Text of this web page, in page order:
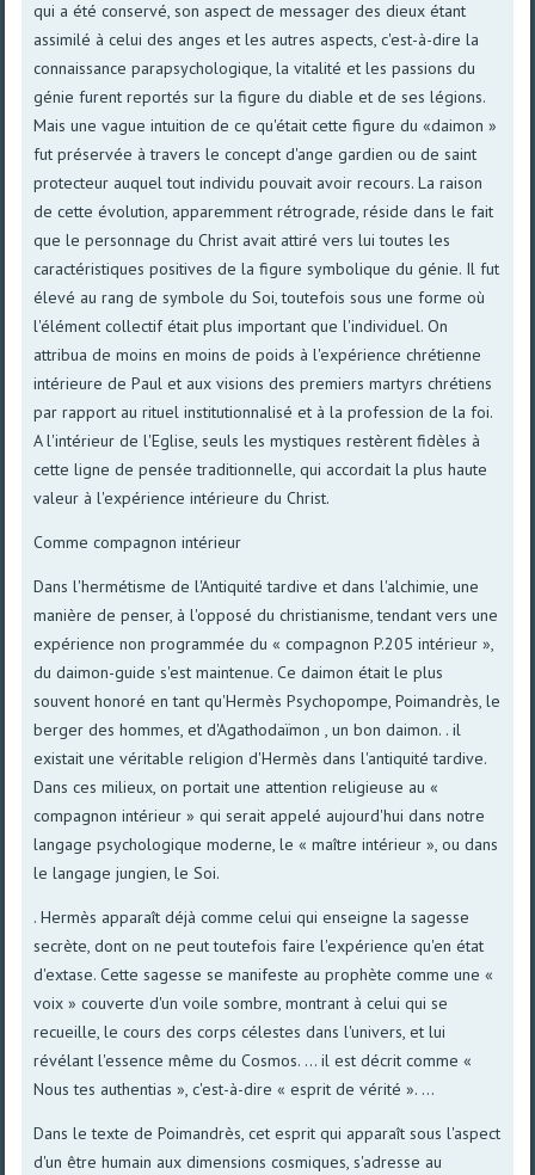
qui a été conservé, son aspect de messager des dieux étant
assimilé à celui des anges et les autres aspects, c'est-à-dire la
connaissance parapsychologique, la vitalité et les passions du
génie furent reportés sur la figure du diable et de ses légions.
Mais une vague intuition de ce qu'était cette figure du «daimon »
fut préservée à travers le concept d'ange gardien ou de saint
protecteur auquel tout individu pouvait avoir recours. La raison
de cette évolution, apparemment rétrograde, réside dans le fait
que le personnage du Christ avait attiré vers lui toutes les
caractéristiques positives de la figure symbolique du génie. Il fut
élevé au rang de symbole du Soi, toutefois sous une forme où
l'élément collectif était plus important que l'individuel. On
attribua de moins en moins de poids à l'expérience chrétienne
intérieure de Paul et aux visions des premiers martyrs chrétiens
par rapport au rituel institutionnalisé et à la profession de la foi.
A l'intérieur de l'Eglise, seuls les mystiques restèrent fidèles à
cette ligne de pensée traditionnelle, qui accordait la plus haute
valeur à l'expérience intérieure du Christ.
Comme compagnon intérieur
Dans l'hermétisme de l'Antiquité tardive et dans l'alchimie, une
manière de penser, à l'opposé du christianisme, tendant vers une
expérience non programmée du « compagnon P.205 intérieur »,
du daimon-guide s'est maintenue. Ce daimon était le plus
souvent honoré en tant qu'Hermès Psychopompe, Poimandrès, le
berger des hommes, et d'Agathodaïmon , un bon daimon. . il
existait une véritable religion d'Hermès dans l'antiquité tardive.
Dans ces milieux, on portait une attention religieuse au «
compagnon intérieur » qui serait appelé aujourd'hui dans notre
langage psychologique moderne, le « maître intérieur », ou dans
le langage jungien, le Soi.
. Hermès apparaît déjà comme celui qui enseigne la sagesse
secrète, dont on ne peut toutefois faire l'expérience qu'en état
d'extase. Cette sagesse se manifeste au prophète comme une «
voix » couverte d'un voile sombre, montrant à celui qui se
recueille, le cours des corps célestes dans l'univers, et lui
révélant l'essence même du Cosmos. ... il est décrit comme «
Nous tes authentias », c'est-à-dire « esprit de vérité ». ...
Dans le texte de Poimandrès, cet esprit qui apparaît sous l'aspect
d'un être humain aux dimensions cosmiques, s'adresse au